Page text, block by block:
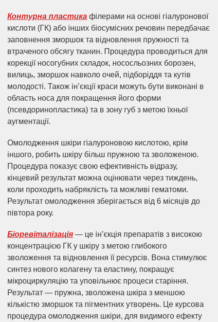
Контурна пластика філерами на основі гіалуронової
кислоти (ГК) або інших біосумісних речовин передбачає
заповнення зморшок та відновлення пружності та
втраченого обсягу тканин. Процедура проводиться для
корекції носогубних складок, нососльозних борозен,
вилиць, зморшок навколо очей, підборіддя та кутів
молодості. Також ін’єкції краси можуть бути виконані в
область носа для покращення його форми
(псевдоринопластика) та в зону губ з метою їхньої
аугментації.
Омолодження шкіри гіалуроновою кислотою, крім
іншого, робить шкіру більш пружною та зволоженою.
Процедура показує свою ефективність відразу,
кінцевий результат можна оцінювати через тиждень,
коли проходить набряклість та можливі гематоми.
Результат омолодження зберігається від 6 місяців до
півтора року.
Біоревіталізація — це ін’єкція препаратів з високою
концентрацією ГК у шкіру з метою глибокого
зволоження та відновлення її ресурсів. Вона стимулює
синтез нового колагену та еластину, покращує
мікроциркуляцію та уповільнює процеси старіння.
Результат — пружна, зволожена шкіра з меншою
кількістю зморшок та пігментних утворень. Це курсова
процедура омолодження шкіри, для видимого ефекту